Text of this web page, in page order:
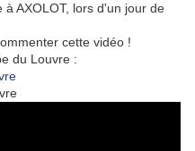
à AXOLOT, lors d'un jour de
cette vidéo !
du Louvre :